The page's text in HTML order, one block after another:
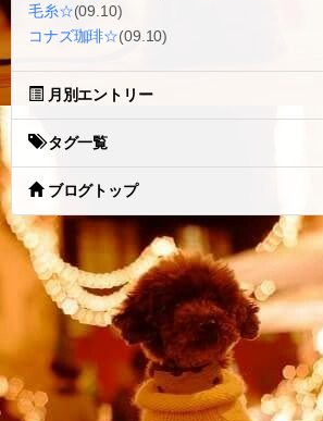
毛糸☆(09.10)
コナズ珈琲☆(09.10)
月別エントリー
タグ一覧
ブログトップ